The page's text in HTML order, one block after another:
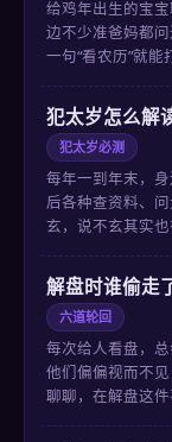
给鸡年出生的宝
边不少准爸妈都
一句“看农历”就
犯太岁怎么解
犯太岁必测
每年一到年末，
后各种查资料、
玄，说不玄其实
解盘时谁偷走
六道轮回
每次给人看盘，
他们偏偏视而不
聊聊，在解盘这